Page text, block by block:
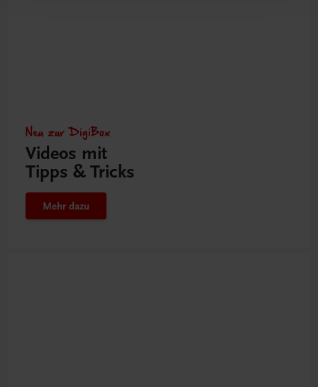
Neu zur DigiBox
Videos mit
Tipps & Tricks
Mehr dazu